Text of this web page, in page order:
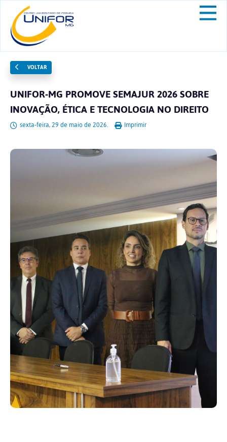
VOLTAR
UNIFOR-MG PROMOVE SEMAJUR 2026 SOBRE
INOVAÇÃO, ÉTICA E TECNOLOGIA NO DIREITO
sexta-feira, 29 de maio de 2026. Imprimir